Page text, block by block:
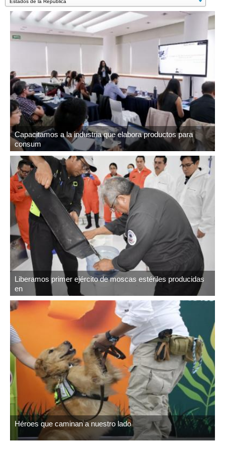
Capacitamos a la industria que elabora productos para
consum
Liberamos primer ejército de moscas estériles producidas
en
Héroes que caminan a nuestro lado